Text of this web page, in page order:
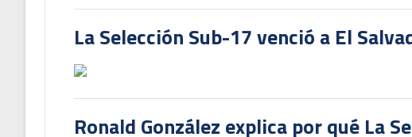
La Selección Sub-17 venció a El
Ronald González explica por qué La